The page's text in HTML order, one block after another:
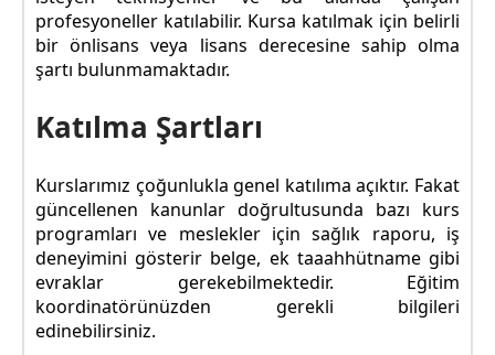
profesyoneller katılabilir. Kursa katılmak için belirli
bir önlisans veya lisans derecesine sahip olma
şartı bulunmamaktadır.
Katılma Şartları
Kurslarımız çoğunlukla genel katılıma açıktır. Fakat
güncellenen kanunlar doğrultusunda bazı kurs
programları ve meslekler için sağlık raporu, iş
deneyimini gösterir belge, ek taaahhütname gibi
evraklar gerekebilmektedir. Eğitim
koordinatörünüzden gerekli bilgileri
edinebilirsiniz.